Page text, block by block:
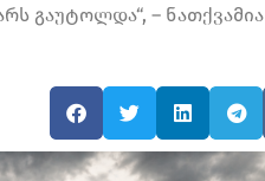
გაუტოლდა“, – ნათქვამია